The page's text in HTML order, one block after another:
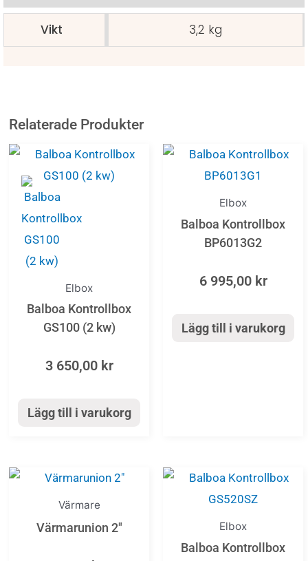
Vikt 3,2 kg
Relaterade Produkter
Elbox
Balboa Kontrollbox
GS100 (2 kw)
3 650,00 kr
Lägg till i varukorg
Elbox
Balboa Kontrollbox
BP6013G2
6 995,00 kr
Lägg till i varukorg
Värmare
Värmarunion 2″ Elbox
Balboa Kontrollbox